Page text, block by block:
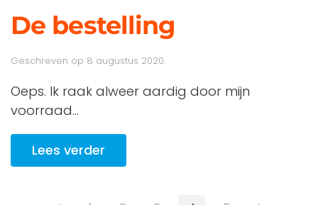
De bestelling
Geschreven op 8 augustus 2020.
Oeps. Ik raak alweer aardig door mijn
voorraad...
Lees verder